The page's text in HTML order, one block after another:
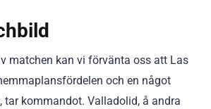
matchen kan vi förvänta oss att Las
och en något
tar kommandot. Valladolid, å andra